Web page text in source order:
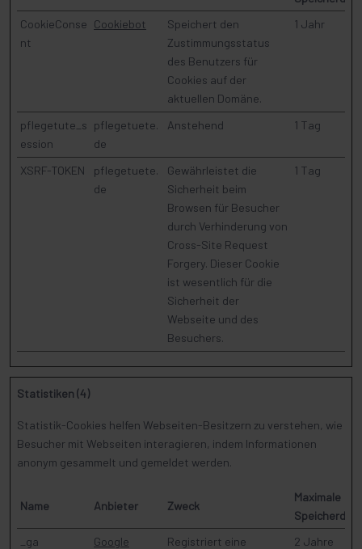
CookieConse
nt
Cookiebot
Speichert den
Zustimmungsstatus
des Benutzers für
Cookies auf der
aktuellen Domäne.
1 Jahr
pflegetute_s
ession
pflegetuete.
de
Anstehend 1 Tag
XSRF-TOKEN
pflegetuete.
de
Gewährleistet die
Sicherheit beim
Browsen für Besucher
durch Verhinderung von
Cross-Site Request
Forgery. Dieser Cookie
ist wesentlich für die
Sicherheit der
Webseite und des
Besuchers.
1 Tag
Statistiken (4)
Statistik-Cookies helfen Webseiten-Besitzern zu verstehen, wie
Besucher mit Webseiten interagieren, indem Informationen
anonym gesammelt und gemeldet werden.
Name Anbieter Zweck
Maximale
_ga
Google
Registriert eine
2 Jahre